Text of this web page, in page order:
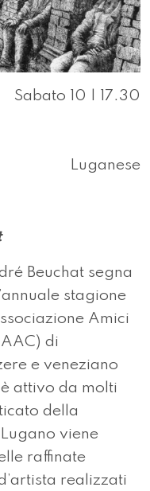
Sabato 10 | 17.30
Luganese
Beuchat segna
stagione
Amici
di
e veneziano
attivo da molti
della
viene
raffinate
realizzati